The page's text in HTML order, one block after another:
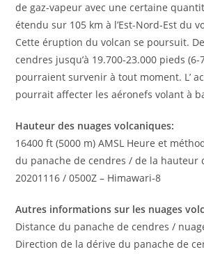
de gaz-vapeur avec une certaine
étendu sur 105 km à l’Est-Nord-Est du
Cette éruption du volcan se poursuit.
cendres jusqu’à 19.700-23.000 pieds (6-
pourraient survenir à tout moment. L’
pourrait affecter les aéronefs volant à
Hauteur des nuages ​​volcaniques:
16400 ft (5000 m) AMSL Heure et
du panache de cendres / de la hauteur
20201116 / 0500Z – Himawari-8
Autres informations sur les nuages
Distance du panache de cendres /
Direction de la dérive du panache de